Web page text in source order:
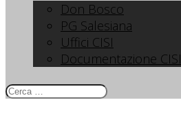
Don Bosco
PG Salesiana
Uffici CISI
Documentazione CISI